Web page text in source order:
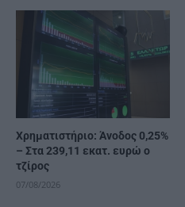
Χρηματιστήριο: Άνοδος 0,25%
– Στα 239,11 εκατ. ευρώ ο
τζίρος
07/08/2026